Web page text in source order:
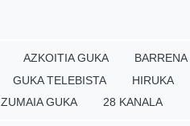
AZKOITIA GUKA
BARRENA
GUKA TELEBISTA
HIRUKA
ZUMAIA GUKA 28 KANALA